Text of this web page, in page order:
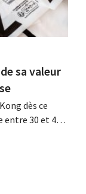
sa valeur
dès ce
entre 30 et 40